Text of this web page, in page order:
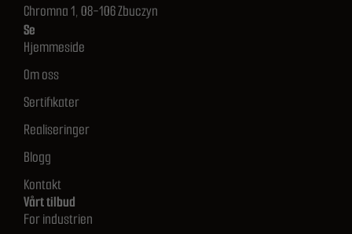
Chromna 1, 08-106 Zbuczyn
Se
Hjemmeside
Om oss
Sertifikater
Realiseringer
Blogg
Kontakt
Vårt tilbud
For industrien